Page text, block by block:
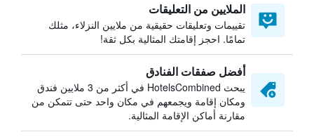
الملايين من التعليقات
تقييمات وتعليقات حقيقية من ملايين النزلاء، مثلك
تمامًا. احجز إقامتك المثالية بكل ثقة!
أفضل صفقات الفنادق
يبحث HotelsCombined في أكثر من 3 ملايين فندق
ومكان إقامة ويجمعهم في مكان واحد حتى تتمكن من
مقارنة أماكن الإقامة المثالية.